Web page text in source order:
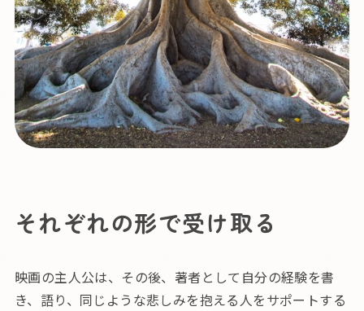
それぞれの形で受け取る
映画の主人公は、その後、著者として自分の経験を書
き、語り、同じような悲しみを抱える人をサポートする